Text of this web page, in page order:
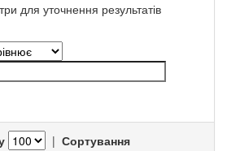
для уточнення результатів
| Сортування